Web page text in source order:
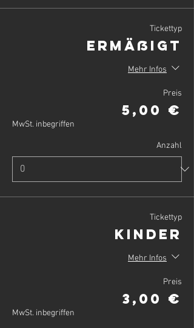
Tickettyp
Ermäßigt
Mehr Infos
Preis
5,00 €
MwSt. inbegriffen
Anzahl
Tickettyp
Kinder
Mehr Infos
Preis
3,00 €
MwSt. inbegriffen